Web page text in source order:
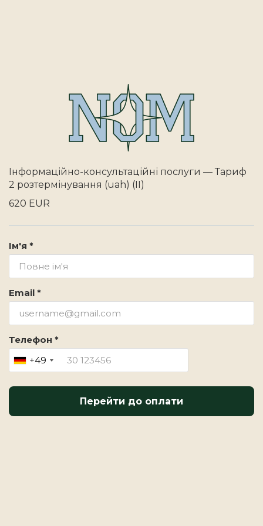
Інформаційно-консультаційні послуги — Тариф
2 розтермінування (uah) (II)
620 EUR
Ім'я *
Email *
Телефон *
+49
Перейти до оплати